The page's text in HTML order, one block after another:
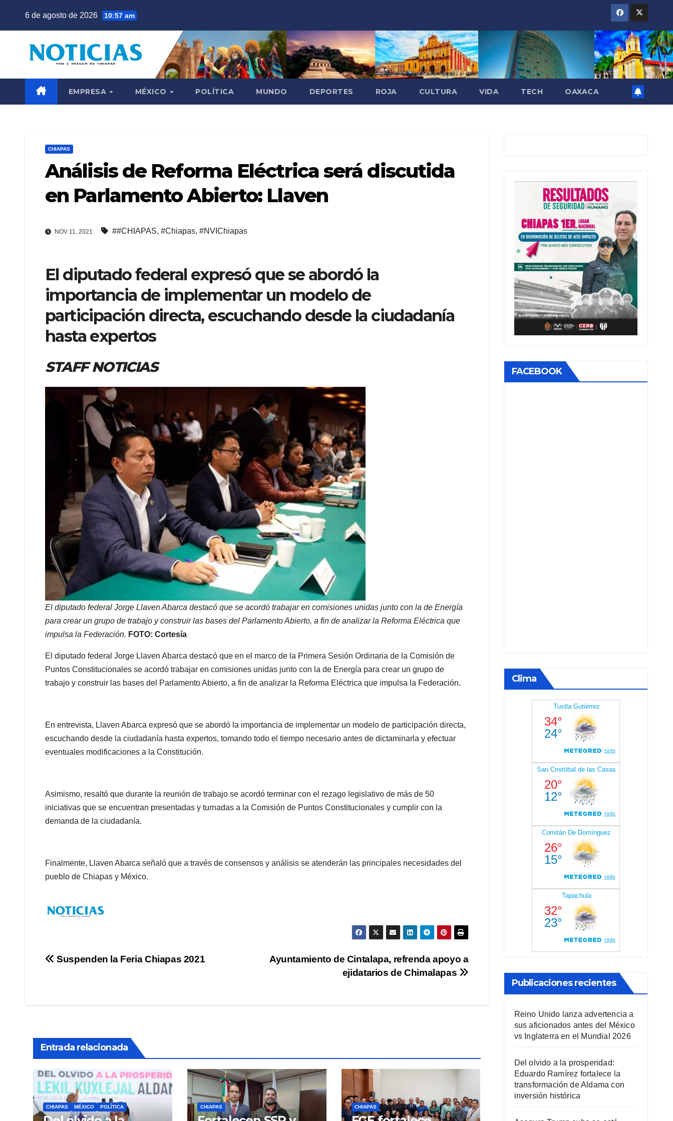
6 de agosto de 2026 10:57 am
EMPRESA MÉXICO POLÍTICA MUNDO DEPORTES ROJA CULTURA VIDA TECH OAXACA
CHIAPAS
Análisis de Reforma Eléctrica será discutida
en Parlamento Abierto: Llaven
NOV 11, 2021 ##CHIAPAS, #Chiapas, #NVIChiapas
El diputado federal expresó que se abordó la
importancia de implementar un modelo de
participación directa, escuchando desde la ciudadanía
hasta expertos
STAFF NOTICIAS
El diputado federal Jorge Llaven Abarca destacó que se acordó trabajar en comisiones unidas junto con la de Energía
para crear un grupo de trabajo y construir las bases del Parlamento Abierto, a fin de analizar la Reforma Eléctrica que
impulsa la Federación. FOTO: Cortesía
El diputado federal Jorge Llaven Abarca destacó que en el marco de la Primera Sesión Ordinaria de la Comisión de
Puntos Constitucionales se acordó trabajar en comisiones unidas junto con la de Energía para crear un grupo de
trabajo y construir las bases del Parlamento Abierto, a fin de analizar la Reforma Eléctrica que impulsa la Federación.
En entrevista, Llaven Abarca expresó que se abordó la importancia de implementar un modelo de participación directa,
escuchando desde la ciudadanía hasta expertos, tomando todo el tiempo necesario antes de dictaminarla y efectuar
eventuales modificaciones a la Constitución.
Asimismo, resaltó que durante la reunión de trabajo se acordó terminar con el rezago legislativo de más de 50
iniciativas que se encuentran presentadas y turnadas a la Comisión de Puntos Constitucionales y cumplir con la
demanda de la ciudadanía.
Finalmente, Llaven Abarca señaló que a través de consensos y análisis se atenderán las principales necesidades del
pueblo de Chiapas y México.
Navegación
Ayuntamiento de Cintalapa, refrenda apoyo a
ejidatarios de Chimalapas
Suspenden la Feria Chiapas 2021
Entrada relacionada
CHIAPAS MÉXICO POLÍTICA CHIAPAS CHIAPAS
FACEBOOK
Clima
Publicaciones recientes
Reino Unido lanza advertencia a
sus aficionados antes del México
vs Inglaterra en el Mundial 2026
Del olvido a la prosperidad:
Eduardo Ramírez fortalece la
transformación de Aldama con
inversión histórica